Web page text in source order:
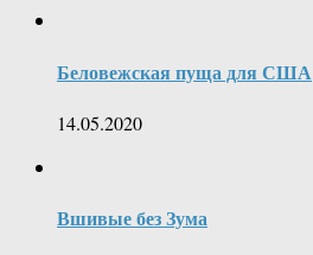
Беловежская пуща для США
14.05.2020
Вшивые без Зума